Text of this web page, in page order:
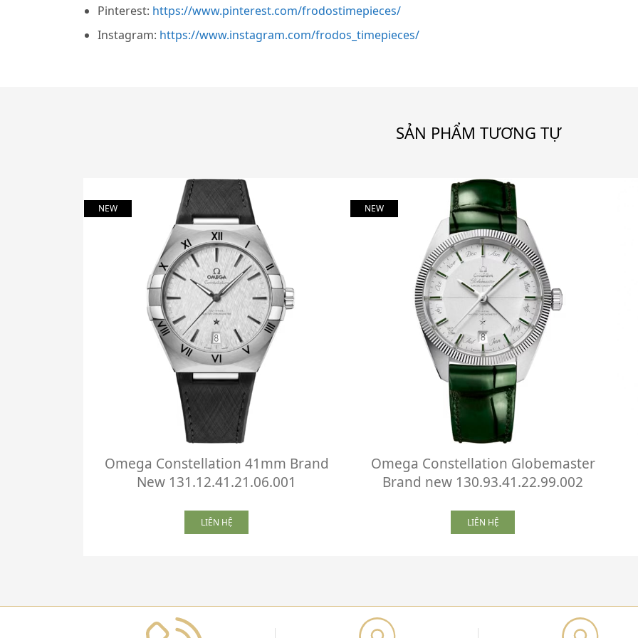
Pinterest: https://www.pinterest.com/frodostimepieces/
Instagram: https://www.instagram.com/frodos_timepieces/
SẢN PHẨM TƯƠNG TỰ
NEW
Omega Constellation 41mm Brand
New 131.12.41.21.06.001
LIÊN HỆ
NEW
Omega Constellation Globemaster
Brand new 130.93.41.22.99.002
LIÊN HỆ